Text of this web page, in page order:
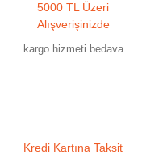
5000 TL Üzeri
Alışverişinizde
kargo hizmeti bedava
Kredi Kartına Taksit